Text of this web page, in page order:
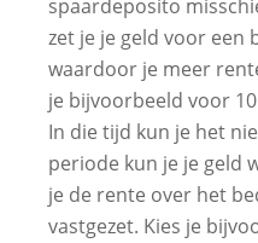
spaardeposito
zet je je geld voor een
waardoor je meer
je bijvoorbeeld voor
In die tijd kun je het
periode kun je je geld
je de rente over het
vastgezet. Kies je